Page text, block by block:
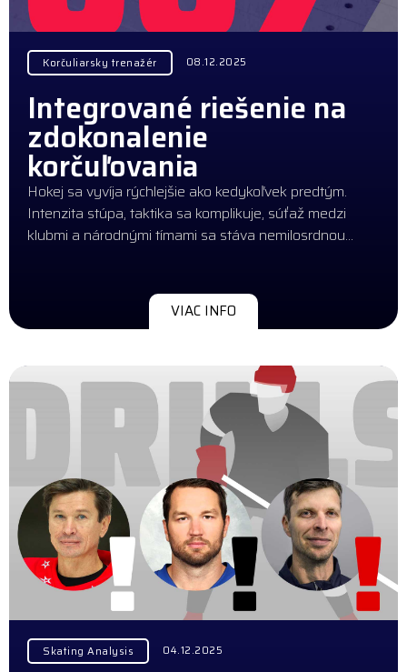
Korčuliarsky trenažér 08.12.2025
Integrované riešenie na
zdokonalenie
korčuľovania
Hokej sa vyvíja rýchlejšie ako kedykoľvek predtým.
Intenzita stúpa, taktika sa komplikuje, súťaž medzi
klubmi a národnými tímami sa stáva nemilosrdnou…
VIAC INFO
Skating Analysis 04.12.2025